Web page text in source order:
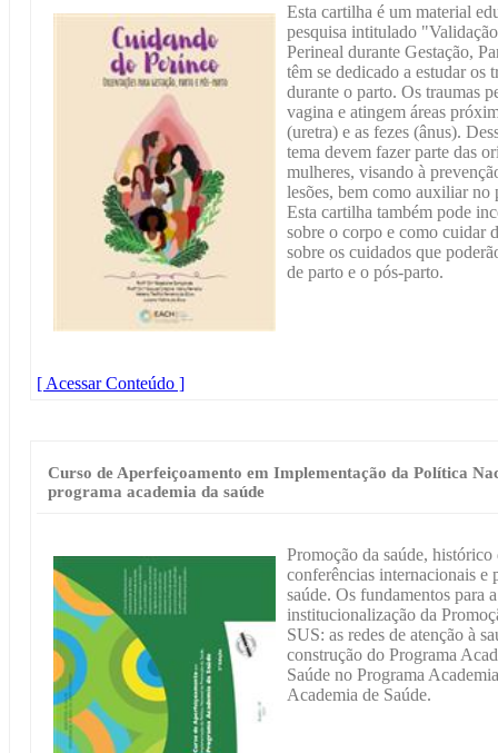
Esta cartilha é um material
pesquisa intitulado
Perineal durante Gestação,
têm se dedicado a estudar os
durante o parto. Os traumas
vagina e atingem áreas
(uretra) e as fezes (ânus).
tema devem fazer parte das
mulheres, visando à
lesões, bem como auxiliar no
Esta cartilha também pode
sobre o corpo e como cuidar
sobre os cuidados que
de parto e o pós-parto.
[ Acessar Conteúdo ]
Curso de Aperfeiçoamento em Implementação da Política
programa academia da saúde
Promoção da saúde,
conferências internacionais e
saúde. Os fundamentos para
institucionalização da
SUS: as redes de atenção à
construção do Programa
Saúde no Programa
Academia de Saúde.